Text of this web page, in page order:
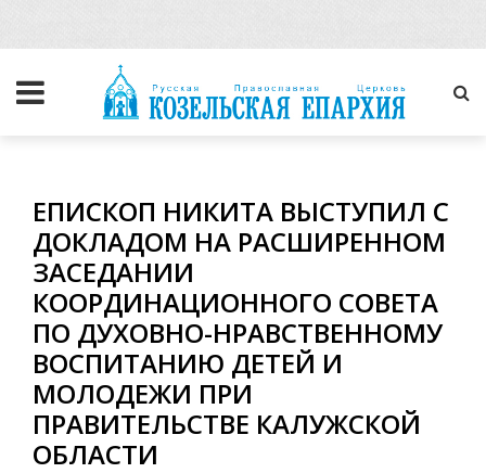
ЕПИСКОП НИКИТА ВЫСТУПИЛ С
ДОКЛАДОМ НА РАСШИРЕННОМ
ЗАСЕДАНИИ
КООРДИНАЦИОННОГО СОВЕТА
ПО ДУХОВНО-НРАВСТВЕННОМУ
ВОСПИТАНИЮ ДЕТЕЙ И
МОЛОДЕЖИ ПРИ
ПРАВИТЕЛЬСТВЕ КАЛУЖСКОЙ
ОБЛАСТИ